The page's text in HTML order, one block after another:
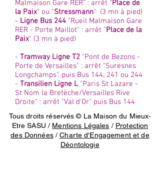
Malmaison Gare RER" : arrêt "Place de
la Paix" ou "Stressmann" (3 mn à pied)
- Ligne Bus 244 "Rueil Malmaison Gare
RER - Porte Maillot" : arrêt "Place de la
Paix" (3 mn à pied)
- Tramway Ligne T2 "Pont de Bezons -
Porte de Versailles" : arrêt "Suresnes
Longchamps", puis Bus 144, 241 ou 244
- Transilien Ligne L"Paris St Lazare -
St Nom la Bretèche/Versailles Rive
Droite" : arrêt "Val d'Or" puis Bus 144
Tous droits réservés © La Maison du Mieux-
Etre SASU / Mentions Légales / Protection
des Données/Charte d'Engagement et de
Déontologie